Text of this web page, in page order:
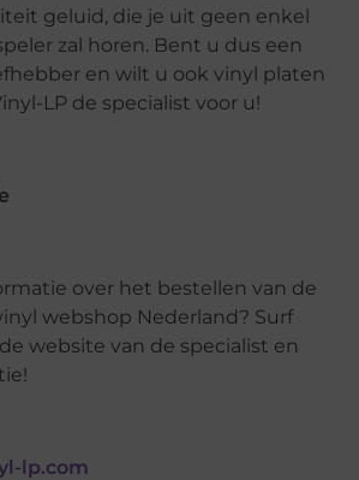
geluid, die je uit geen enkel
zal horen. Bent u dus een
en wilt u ook vinyl platen
LP de specialist voor u!
over het bestellen van de
webshop Nederland? Surf
website van de specialist en
lp.com